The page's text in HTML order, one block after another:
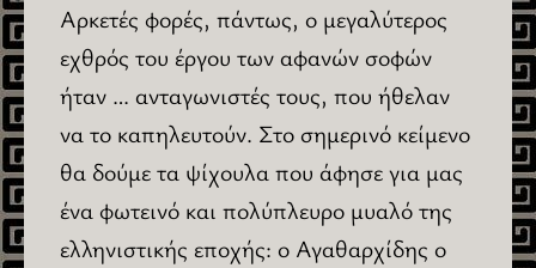
Αρκετές φορές, πάντως, ο μεγαλύτερος
εχθρός του έργου των αφανών σοφών
ήταν … ανταγωνιστές τους, που ήθελαν
να το καπηλευτούν. Στο σημερινό κείμενο
θα δούμε τα ψίχουλα που άφησε για μας
ένα φωτεινό και πολύπλευρο μυαλό της
ελληνιστικής εποχής: ο Αγαθαρχίδης ο